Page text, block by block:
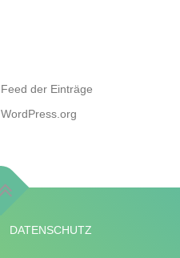
Feed der Einträge
WordPress.org
DATENSCHUTZ